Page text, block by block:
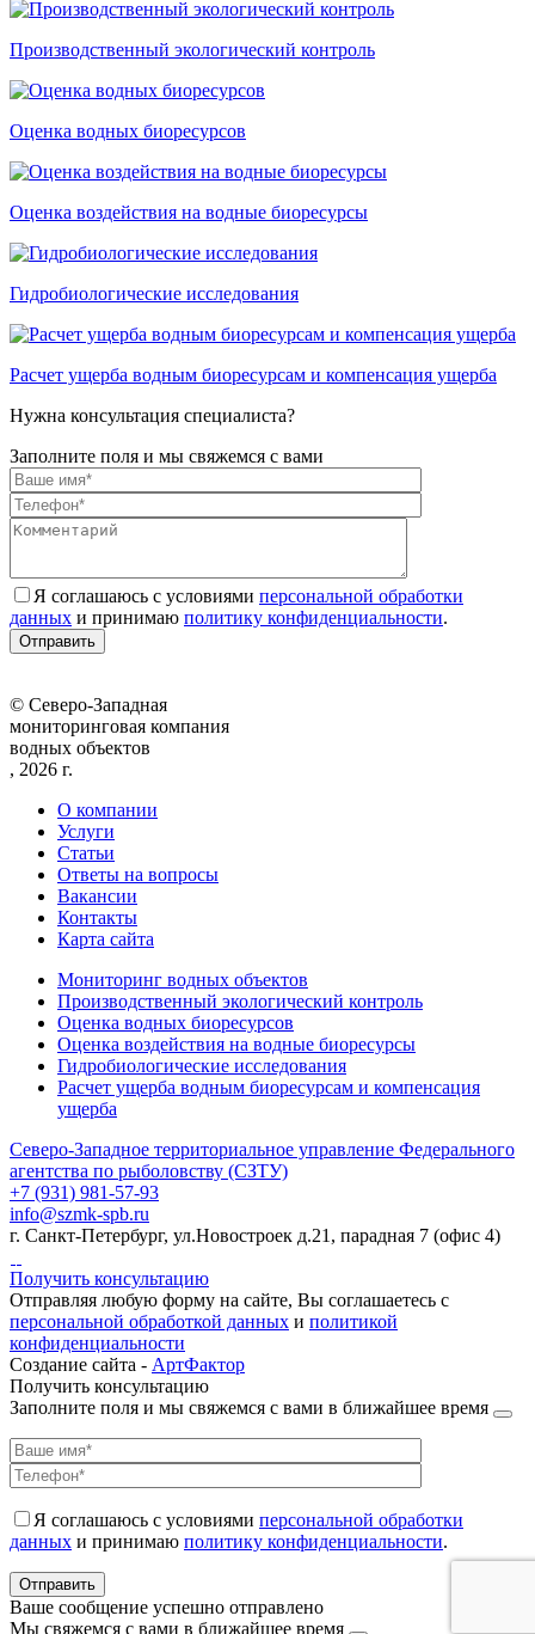
Производственный экологический контроль
Оценка водных биоресурсов
Оценка воздействия на водные биоресурсы
Гидробиологические исследования
Расчет ущерба водным биоресурсам и компенсация ущерба
Нужна консультация специалиста?
Заполните поля и мы свяжемся с вами
Я соглашаюсь с условиями персональной обработки
данных и принимаю политику конфиденциальности.
© Северо-Западная
мониторинговая компания
водных объектов
, 2026 г.
О компании
Услуги
Статьи
Ответы на вопросы
Вакансии
Контакты
Карта сайта
Мониторинг водных объектов
Производственный экологический контроль
Оценка водных биоресурсов
Оценка воздействия на водные биоресурсы
Гидробиологические исследования
Расчет ущерба водным биоресурсам и компенсация
ущерба
Северо-Западное территориальное управление Федерального
агентства по рыболовству (СЗТУ)
+7 (931) 981-57-93
info@szmk-spb.ru
г. Санкт-Петербург, ул.Новостроек д.21, парадная 7 (офис 4)
Получить консультацию
Отправляя любую форму на сайте, Вы соглашаетесь с
персональной обработкой данных и политикой
конфиденциальности
Создание сайта - АртФактор
Получить консультацию
Заполните поля и мы свяжемся с вами в ближайшее время
Я соглашаюсь с условиями персональной обработки
данных и принимаю политику конфиденциальности.
Ваше сообщение успешно отправлено
Мы свяжемся с вами в ближайшее время